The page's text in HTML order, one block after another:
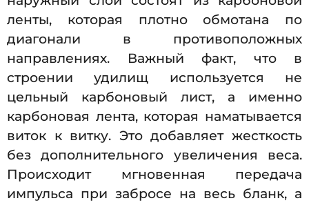
ленты, которая плотно обмотана по
диагонали в противоположных
направлениях. Важный факт, что в
строении удилищ используется не
цельный карбоновый лист, а именно
карбоновая лента, которая наматывается
виток к витку. Это добавляет жесткость
без дополнительного увеличения веса.
Происходит мгновенная передача
импульса при забросе на весь бланк, а